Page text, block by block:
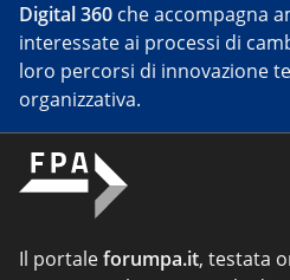
Digital 360 che accompagna
interessate ai processi di
loro percorsi di innovazione
organizzativa.
Il portaleforumpa.it, testata